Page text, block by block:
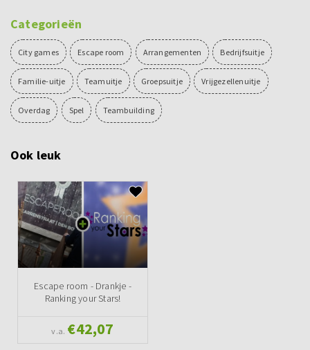
Categorieën
City games Escape room Arrangementen Bedrijfsuitje
Familie-uitje Teamuitje Groepsuitje Vrijgezellenuitje
Overdag Spel Teambuilding
Ook leuk
Escape room - Drankje -
Ranking your Stars!
v.a. €42,07